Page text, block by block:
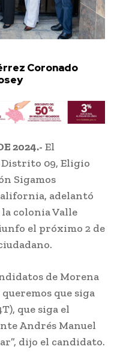
Coronado
2024.- El
09, Eligio
Sigamos
adelantó
colonia Valle
el próximo 2 de
de Morena
que siga
que siga el
Andrés Manuel
dijo el candidato.